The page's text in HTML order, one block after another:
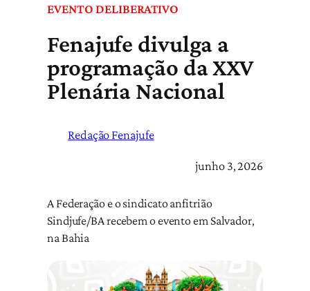
EVENTO DELIBERATIVO
Fenajufe divulga a
programação da XXV
Plenária Nacional
Redação Fenajufe
junho 3, 2026
A Federação e o sindicato anfitrião
Sindjufe/BA recebem o evento em Salvador,
na Bahia